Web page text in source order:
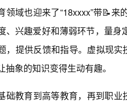
领域也迎来了“18xxxx”带📝
、兴趣爱好和薄弱环节，量
，提供反馈和指导。虚拟现实
抽象的知识变得生动有趣。
础教育到高等教育，再到职业